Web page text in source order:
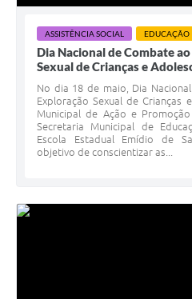
ASSISTÊNCIA SOCIAL EDUCAÇÃO
Dia Nacional de Combate
Sexual de Crianças e
No dia 18 de maio, Dia
Exploração Sexual de Crianças
Municipal de Ação e
Secretaria Municipal de
Escola Estadual Emídio de
objetivo de conscientizar as...